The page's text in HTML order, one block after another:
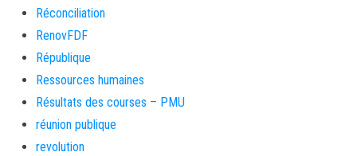
Réconciliation
RenovFDF
République
Ressources humaines
Résultats des courses – PMU
réunion publique
revolution